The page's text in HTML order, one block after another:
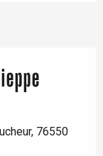
76550